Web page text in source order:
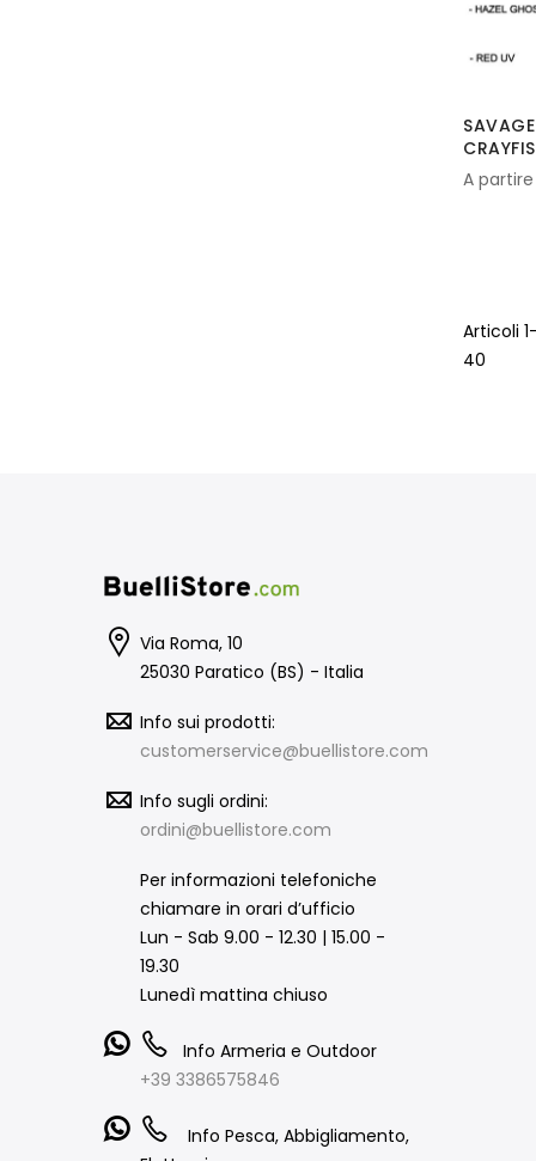
A
Articoli 1-
40
Via Roma, 10
25030 Paratico (BS) - Italia
Info sui prodotti:
customerservice@buellistore.com
Info sugli ordini:
ordini@buellistore.com
Per informazioni telefoniche
chiamare in orari d’ufficio
Lun - Sab 9.00 - 12.30 | 15.00 -
19.30
Lunedì mattina chiuso
Info Armeria e Outdoor
+39 3386575846
Info Pesca, Abbigliamento,